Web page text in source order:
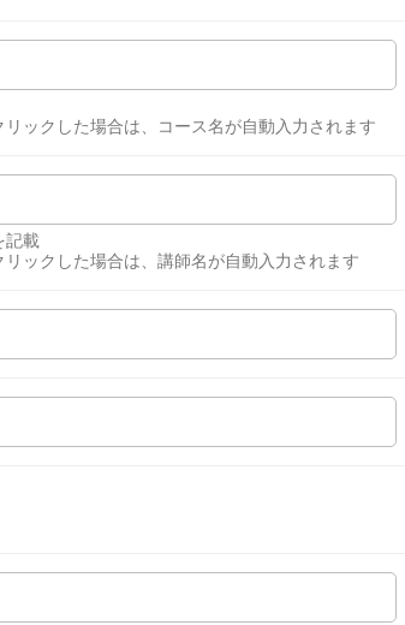
ックした場合は、コース名が自動入力されます
記載
ックした場合は、講師名が自動入力されます